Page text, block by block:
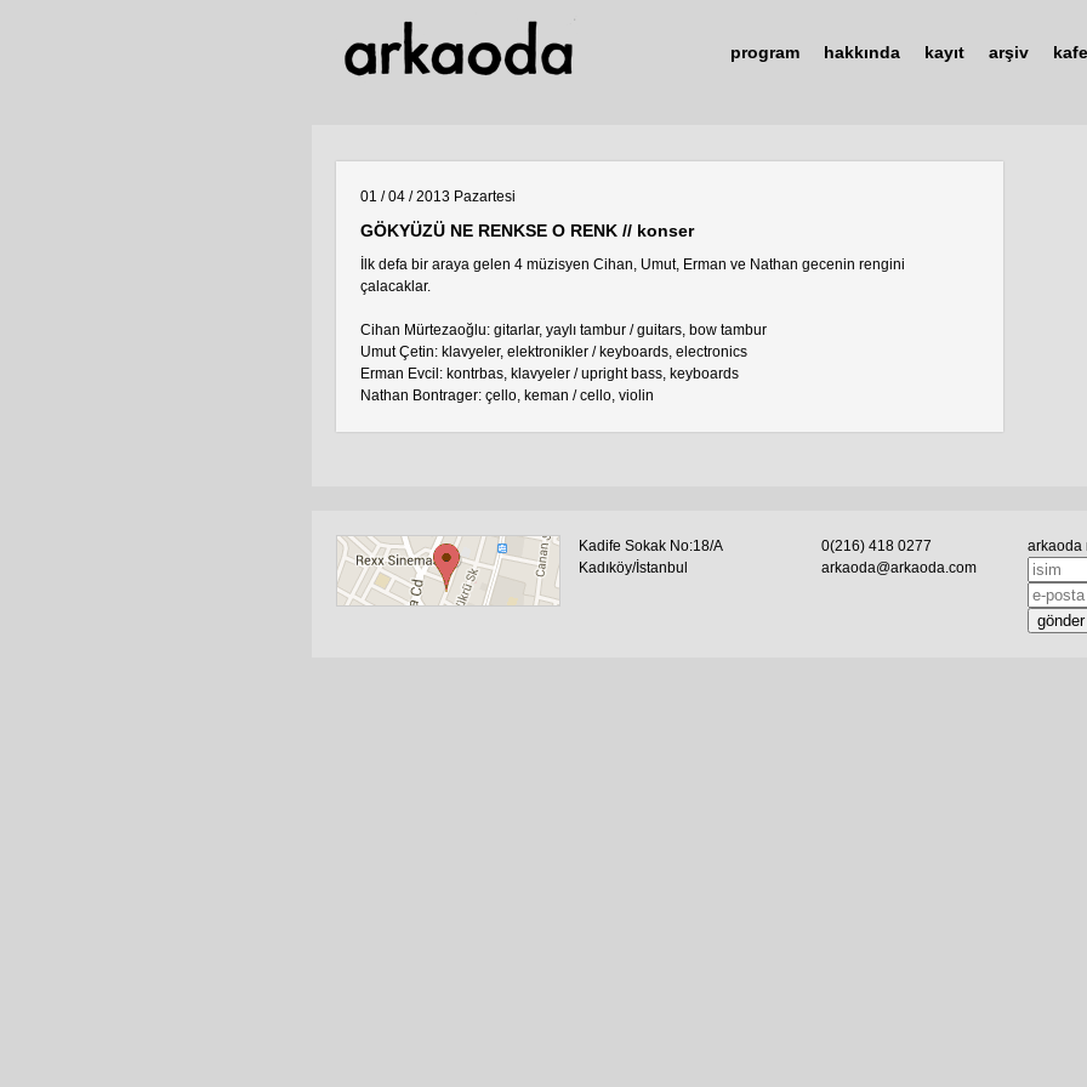
program hakkında kayıt arşiv kafe
01 / 04 / 2013 Pazartesi
GÖKYÜZÜ NE RENKSE O RENK // konser
İlk defa bir araya gelen 4 müzisyen Cihan, Umut, Erman ve Nathan gecenin rengini
çalacaklar.
Cihan Mürtezaoğlu: gitarlar, yaylı tambur / guitars, bow tambur
Umut Çetin: klavyeler, elektronikler / keyboards, electronics
Erman Evcil: kontrbas, klavyeler / upright bass, keyboards
Nathan Bontrager: çello, keman / cello, violin
Kadife Sokak No:18/A
Kadıköy/İstanbul
0(216) 418 0277
arkaoda@arkaoda.com
arkaoda